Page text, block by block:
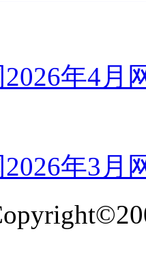
年4月
年3月